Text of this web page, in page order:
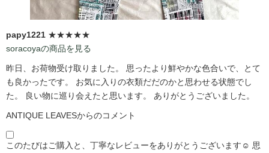
papy1221 ★★★★★
soracoyaの商品を見る
昨日、お荷物受け取りました。 思ったより鮮やかな色合いで、とて
も良かったです。 お気に入りの衣類だだのかと思わせる状態でし
た。 良い物に巡り会えたと思います。 ありがとうございました。
ANTIQUE LEAVESからのコメント
このたびはご購入と、丁寧なレビューをありがとうございます☺️ 思